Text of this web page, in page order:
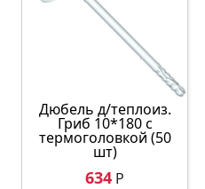
Дюбель д/теплоиз.
Гриб 10*180 с
термоголовкой (50
шт)
634 Р